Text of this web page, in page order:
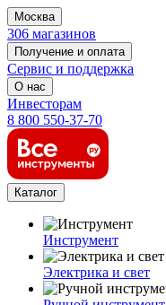
Москва
306 магазинов
Получение и оплата
Сервис и поддержка
О нас
Инвесторам
8 800 550-37-70
Каталог
Инструмент
Электрика и свет